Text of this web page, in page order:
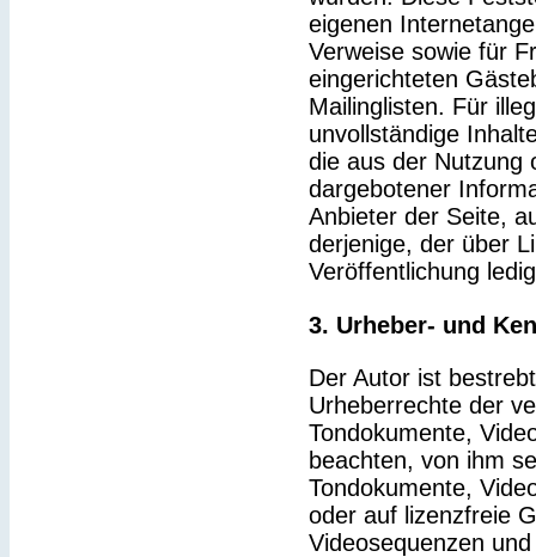
eigenen
Verweise sowie für
eingerichteten
Mailinglisten. Für
unvollständige
die aus der Nutzung
dargebotener
Anbieter der Seite,
derjenige, der über
Veröffentlichung
3. Urheber- und
Der Autor ist
Urheberrechte der
Tondokumente,
beachten, von ihm
Tondokumente,
oder auf lizenzfreie
Videosequenzen